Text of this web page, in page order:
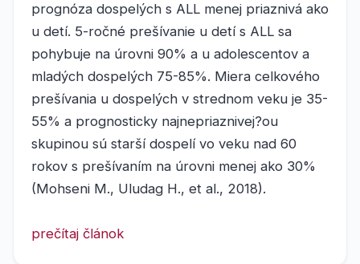
prognóza dospelých s ALL menej priaznivá ako
u detí. 5-ročné prešívanie u detí s ALL sa
pohybuje na úrovni 90% a u adolescentov a
mladých dospelých 75-85%. Miera celkového
prešívania u dospelých v strednom veku je 35-
55% a prognosticky najnepriaznivej?ou
skupinou sú starší dospelí vo veku nad 60
rokov s prešívaním na úrovni menej ako 30%
(Mohseni M., Uludag H., et al., 2018).
prečítaj článok